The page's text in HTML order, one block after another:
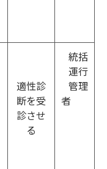
適性診
断を受
診させ
る
統括
運行
管理
者